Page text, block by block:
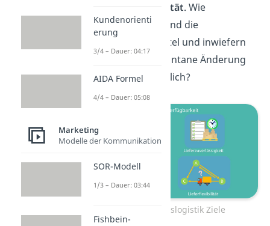
Lieferflexibilität. Wie
ausgelastet sind die
Transportmittel und inwiefern
wäre eine spontane Änderung
der Tour möglich?
Distributionslogistik Ziele
Kundenorienti
erung
3/4 – Dauer: 04:17
AIDA Formel
4/4 – Dauer: 05:08
Marketing
Modelle der Kommunikation
SOR-Modell
1/3 – Dauer: 03:44
Fishbein-